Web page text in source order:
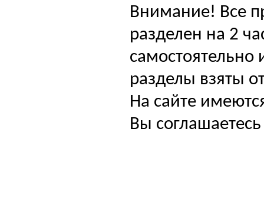
Внимание! Все
разделен на 2
самостоятельно
разделы взяты
На сайте
Вы